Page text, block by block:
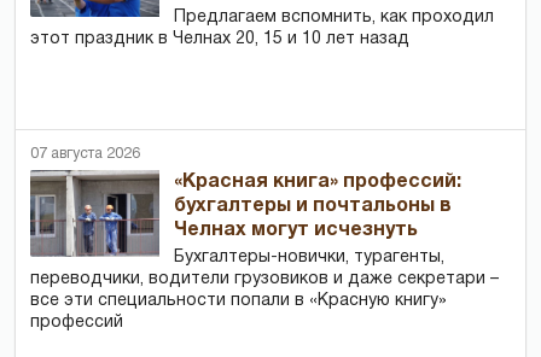
Предлагаем вспомнить, как проходил
этот праздник в Челнах 20, 15 и 10 лет назад
07 августа 2026
«Красная книга» профессий:
бухгалтеры и почтальоны в
Челнах могут исчезнуть
Бухгалтеры-новички, тур­агенты,
переводчики, водители грузовиков и даже секретари –
все эти специальности попали в «Красную книгу»
профессий